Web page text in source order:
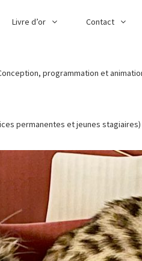
Livre d’or Contact
programmation et
permanentes et jeunes stagiaires)